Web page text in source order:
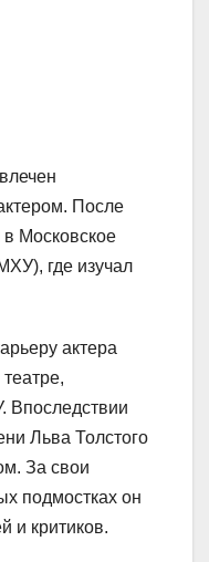
После
Московское
где изучал
актера
Впоследствии
Льва Толстого
За свои
подмостках он
и критиков.